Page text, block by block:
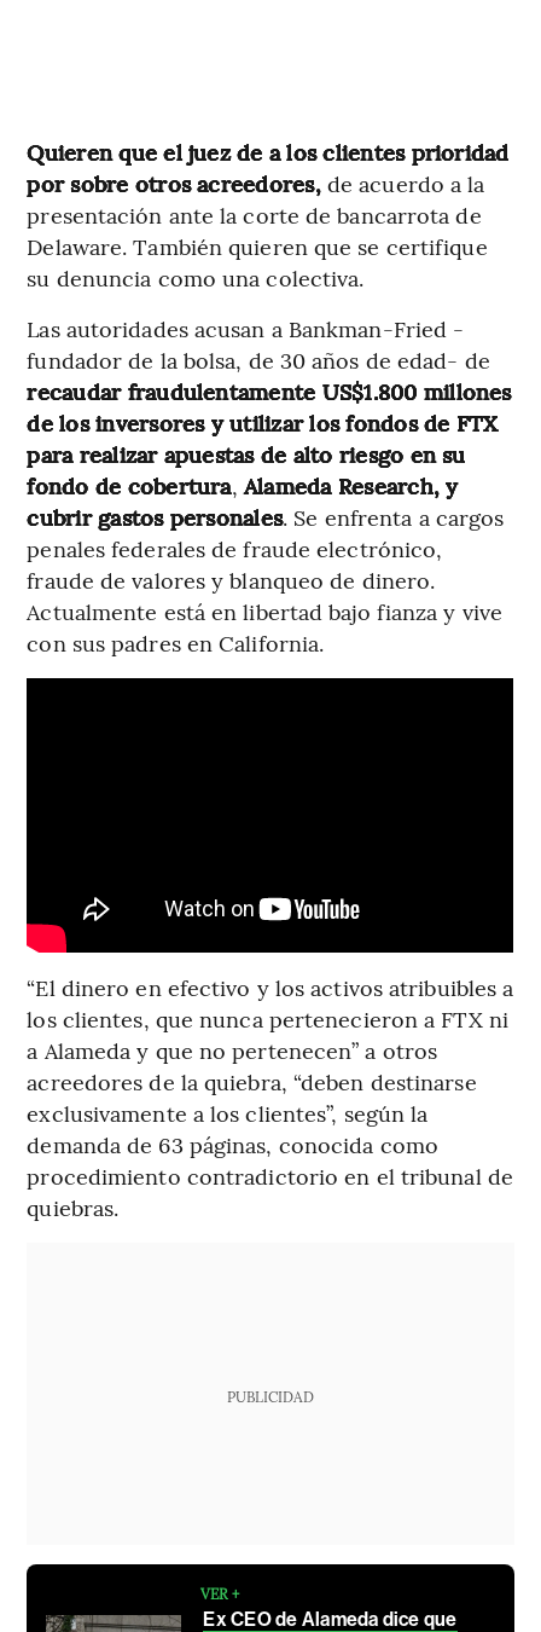
Quieren que el juez de a los clientes prioridad
por sobre otros acreedores,de acuerdo a la
presentación ante la corte de bancarrota de
Delaware. También quieren que se certifique
su denuncia como una colectiva.
Las autoridades acusan a Bankman-Fried -
fundador de la bolsa, de 30 años de edad- de
recaudar fraudulentamente US$1.800 millones
de los inversores y utilizar los fondos de FTX
para realizar apuestas de alto riesgo en su
fondo de cobertura,Alameda Research, y
cubrir gastos personales. Se enfrenta a cargos
penales federales de fraude electrónico,
fraude de valores y blanqueo de dinero.
Actualmente está en libertad bajo fianza y vive
con sus padres en California.
“El dinero en efectivo y los activos atribuibles a
los clientes, que nunca pertenecieron a FTX ni
a Alameda y que no pertenecen” a otros
acreedores de la quiebra, “deben destinarse
exclusivamente a los clientes”, según la
demanda de 63 páginas, conocida como
procedimiento contradictorio en el tribunal de
quiebras.
PUBLICIDAD
VER +
Ex CEO de Alameda dice que